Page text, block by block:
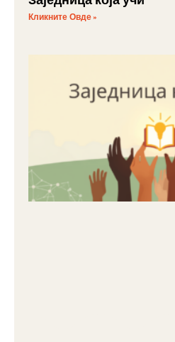
Кликните Овде »